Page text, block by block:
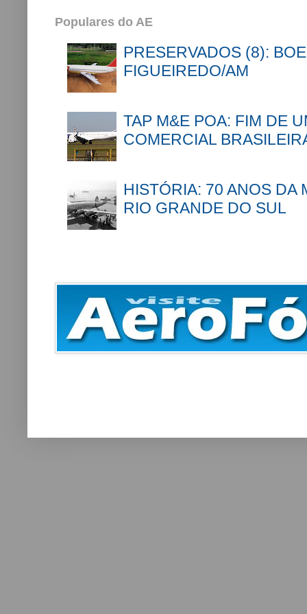
Populares do AE
PRESERVADOS (8):
FIGUEIREDO/AM
TAP M&E POA: FIM DE
COMERCIAL
HISTÓRIA: 70 ANOS DA
RIO GRANDE DO SUL